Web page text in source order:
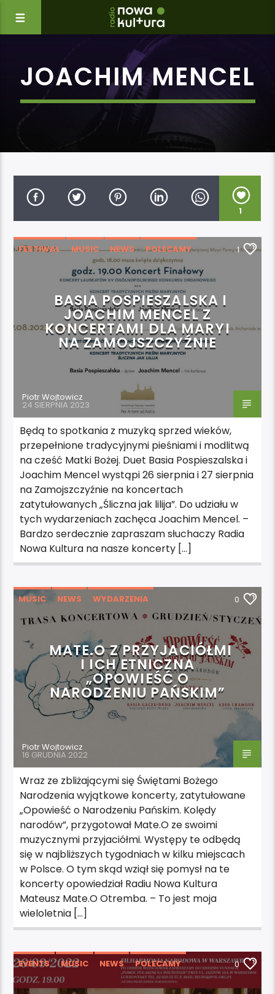
JOACHIM MENCEL
1
FESTIWAL MUSIC NEWS
POLECAMY
WYDARZENIA
1
BASIA POSPIESZALSKA I
JOACHIM MENCEL Z
KONCERTAMI DLA MARYI
NA ZAMOJSZCZYŹNIE
Piotr Wojtowicz
24 SIERPNIA 2023
Będą to spotkania z muzyką sprzed wieków,
przepełnione tradycyjnymi pieśniami i modlitwą
na cześć Matki Bożej. Duet Basia Pospieszalska i
Joachim Mencel wystąpi 26 sierpnia i 27 sierpnia
na Zamojszczyźnie na koncertach
zatytułowanych „Śliczna jak lilija”. Do udziału w
tych wydarzeniach zachęca Joachim Mencel. –
Bardzo serdecznie zapraszam słuchaczy Radia
Nowa Kultura na nasze koncerty […]
MUSIC NEWS WYDARZENIA 0
MATE.O Z PRZYJACIÓŁMI
I ICH ETNICZNA
„OPOWIEŚĆ O
NARODZENIU PAŃSKIM”
Piotr Wojtowicz
16 GRUDNIA 2022
Wraz ze zbliżającymi się Świętami Bożego
Narodzenia wyjątkowe koncerty, zatytułowane
„Opowieść o Narodzeniu Pańskim. Kolędy
narodów”, przygotował Mate.O ze swoimi
muzycznymi przyjaciółmi. Występy te odbędą
się w najbliższych tygodniach w kilku miejscach
w Polsce. O tym skąd wziął się pomysł na te
koncerty opowiedział Radiu Nowa Kultura
Mateusz Mate.O Otremba. – To jest moja
wieloletnia […]
EVENTS MUSIC NEWS POLECAMY 0